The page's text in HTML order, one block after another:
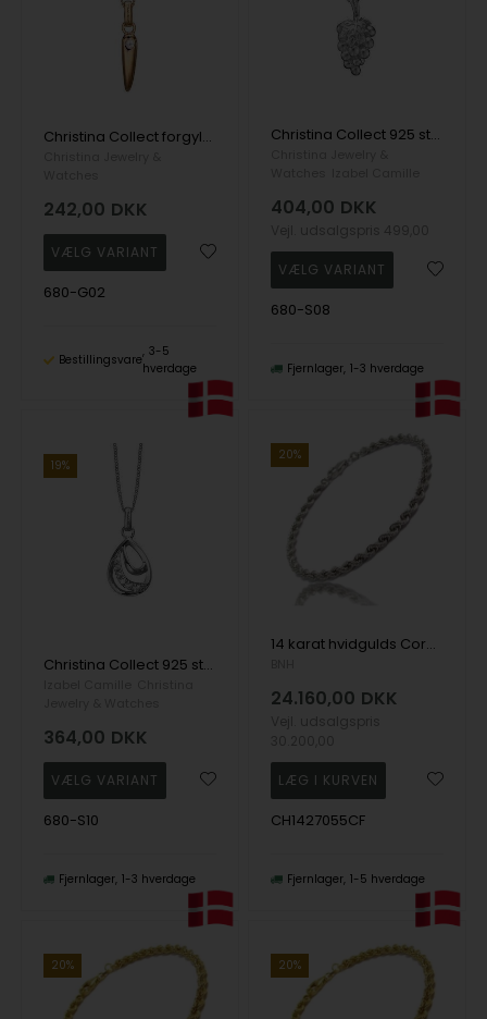
Christina Collect forgyldt sterling sølv Topaz Spir Smukt spir med 2 hvide topaz, model 680-G02
242,00 DKK
680-G02
Bestillingsvare
3-5
hverdage
Christina Collect 925 sterling sølv Grape Fin klase druer med to hvide topaz, model 680-S08
404,00 DKK
680-S08
Fjernlager 1-3 hverdage
19%
Christina Collect 925 sterling sølv Moves Dråbeformet vedhæng med 6 smukke hvide topaz, model 680-S10
364,00 DKK
680-S10
Fjernlager 1-3 hverdage
20%
14 karat hvidgulds Cordel halskæde, 55 cm og 2,7 mm
24.160,00 DKK
CH1427055CF
Fjernlager 1-5 hverdage
20% 20%